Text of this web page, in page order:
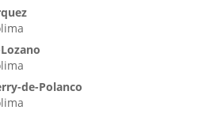
de-Polanco